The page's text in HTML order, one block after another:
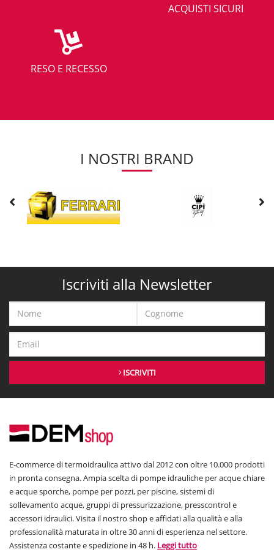
ACQUISTI SICURI
RESO E RECESSO
I NOSTRI BRAND
Iscriviti alla Newsletter
ISCRIVITI
E-commerce di termoidraulica attivo dal 2012 con oltre 10.000 prodotti
in pronta consegna. Ampia scelta di pompe idrauliche per acque chiare
e acque sporche, pompe per pozzi, per piscine, sistemi di
sollevamento acque, gruppi di pressurizzazione, presscontrol e
accessori idraulici. Visita il nostro shop e affidati alla qualità e alla
professionalità maturata in oltre 30 anni di esperienza nel settore.
Assistenza costante e spedizione in 48 h. Leggi tutto